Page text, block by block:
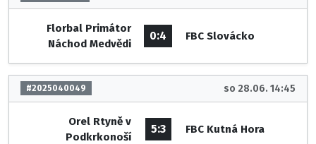
Florbal Primátor
Náchod Medvědi
0:4 FBC Slovácko
#2025040049 so 28.06. 14:45
Orel Rtyně v
Podkrkonoší
5:3 FBC Kutná Hora